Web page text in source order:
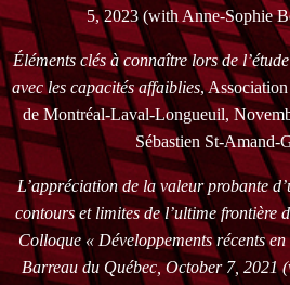
5, 2023 (with Anne-Sophie
Éléments clés à connaître lors de
avec les capacités affaiblies, Association
de Montréal-Laval-Longueuil,
Sébastien St-Amand-
L’appréciation de la valeur probante
contours et limites de l’ultime frontière
Colloque « Développements récents
Barreau du Québec, October 7, 2021